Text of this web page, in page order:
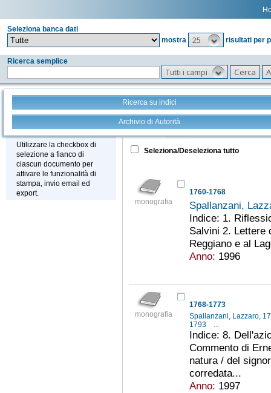
Seleziona banca dati
mostra
25 risultati per
Ricerca semplice
Tutti i campi
Ricerca su indici
Archivio di Autorità
Stampa - Email - Export
Utilizzare la checkbox di
selezione a fianco di
ciascun documento per
attivare le funzionalità di
stampa, invio email ed
export.
Tutto +
Seleziona/Deseleziona tutto
monografia
1760-1768
Spallanzani,
Indice: 1.
Salvini 2. Lettere
Reggiano e al
Anno: 1996
monografia
1768-1773
Spallanzani, Lazzaro,
1793
...
Indice: 8.
Commento di
natura / del
corredata...
Anno: 1997